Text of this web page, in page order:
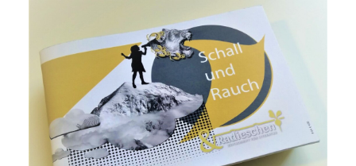
MOSAIK – HAUPTSEITE
CART